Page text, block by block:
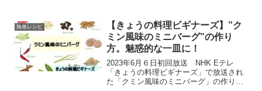
いつものあの料理がビックリふっくらの
革命レシピなど...
簡単レシピ
【きょうの料理ビギナーズ】”ク
ミン風味のミニバーグ”の作り
方。魅惑的な一皿に！
2023年6月６日初回放送 NHK Eテレ
「きょうの料理ビギナーズ」で放送され
た「クミン風味のミニバーグ」の作り方